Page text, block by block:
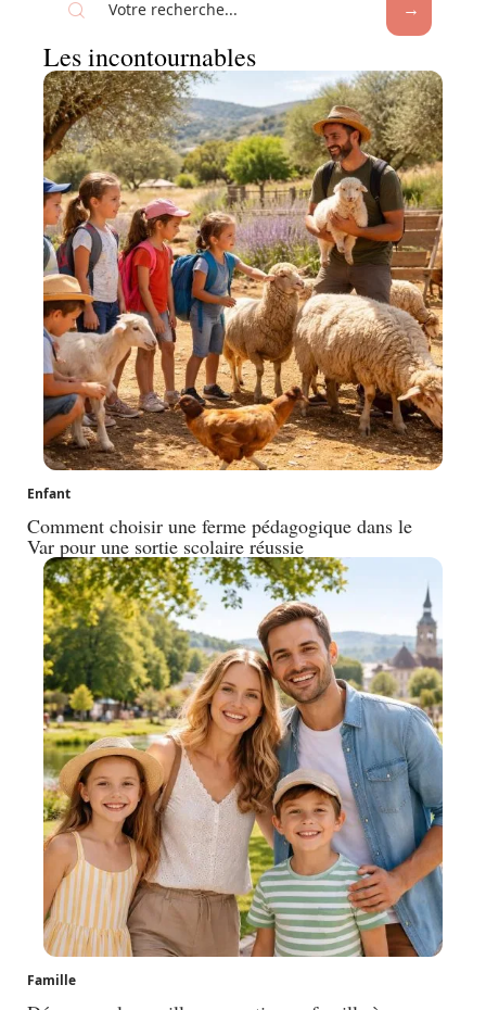
Les incontournables
Enfant
Comment choisir une ferme pédagogique dans le
Var pour une sortie scolaire réussie
Famille